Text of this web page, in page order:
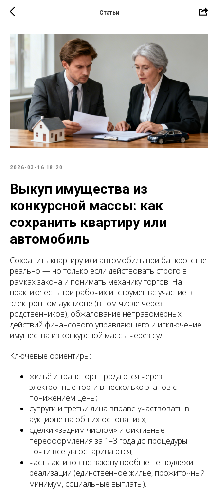
Статьи
2026-03-16 18:20
Выкуп имущества из
конкурсной массы: как
сохранить квартиру или
автомобиль
Сохранить квартиру или автомобиль при банкротстве
реально — но только если действовать строго в
рамках закона и понимать механику торгов. На
практике есть три рабочих инструмента: участие в
электронном аукционе (в том числе через
родственников), обжалование неправомерных
действий финансового управляющего и исключение
имущества из конкурсной массы через суд.
Ключевые ориентиры:
жильё и транспорт продаются через
электронные торги в несколько этапов с
понижением цены;
супруги и третьи лица вправе участвовать в
аукционе на общих основаниях;
сделки «задним числом» и фиктивные
переоформления за 1–3 года до процедуры
почти всегда оспариваются;
часть активов по закону вообще не подлежит
реализации (единственное жильё, прожиточный
минимум, социальные выплаты).